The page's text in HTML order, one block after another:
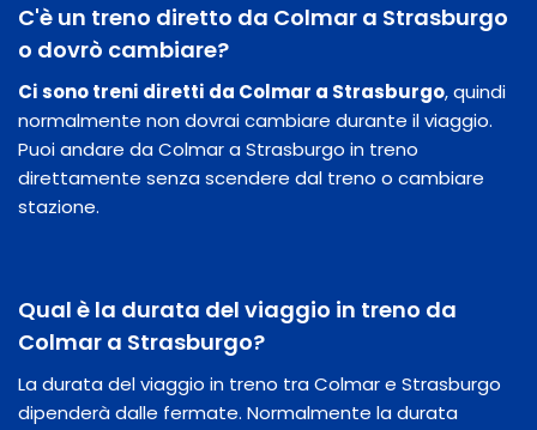
C'è un treno diretto da Colmar a Strasburgo
o dovrò cambiare?
Ci sono treni diretti da Colmar a Strasburgo, quindi
normalmente non dovrai cambiare durante il viaggio.
Puoi andare da Colmar a Strasburgo in treno
direttamente senza scendere dal treno o cambiare
stazione.
Qual è la durata del viaggio in treno da
Colmar a Strasburgo?
La durata del viaggio in treno tra Colmar e Strasburgo
dipenderà dalle fermate. Normalmente la durata